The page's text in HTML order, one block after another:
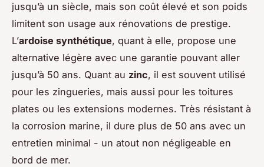
jusqu’à un siècle, mais son coût élevé et son poids
limitent son usage aux rénovations de prestige.
L’ardoise synthétique, quant à elle, propose une
alternative légère avec une garantie pouvant aller
jusqu’à 50 ans. Quant au zinc, il est souvent utilisé
pour les zingueries, mais aussi pour les toitures
plates ou les extensions modernes. Très résistant à
la corrosion marine, il dure plus de 50 ans avec un
entretien minimal - un atout non négligeable en
bord de mer.